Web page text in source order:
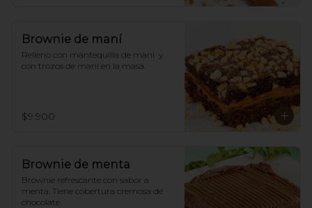
Brownie de maní
Relleno con mantequilla de maní  y
con trozos de maní en la masa.
$9.900
Brownie de menta
Brownie refrescante con sabor a
menta. Tiene cobertura cremosa de
chocolate.